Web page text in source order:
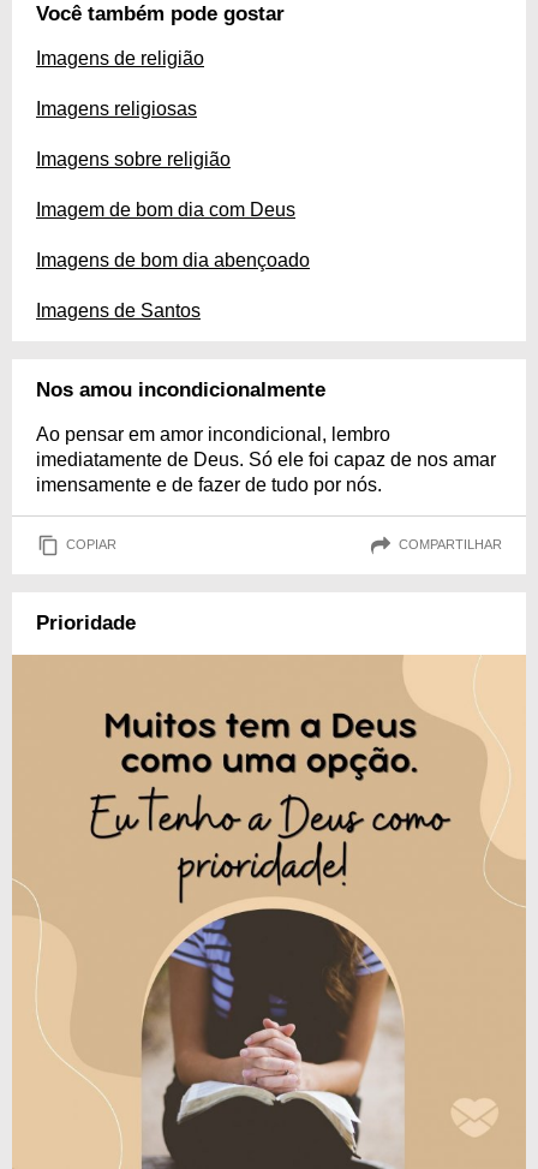
Você também pode gostar
Imagens de religião
Imagens religiosas
Imagens sobre religião
Imagem de bom dia com Deus
Imagens de bom dia abençoado
Imagens de Santos
Nos amou incondicionalmente
Ao pensar em amor incondicional, lembro
imediatamente de Deus. Só ele foi capaz de nos amar
imensamente e de fazer de tudo por nós.
COPIAR COMPARTILHAR
Prioridade